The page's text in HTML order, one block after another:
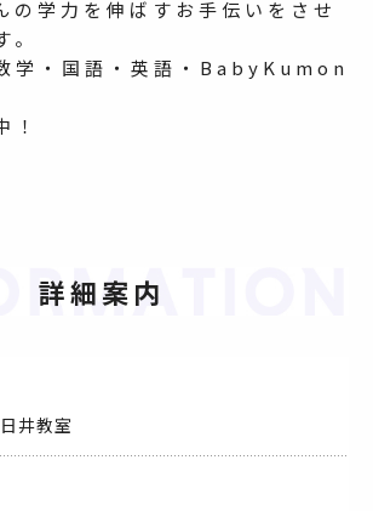
の学力を伸ばすお手伝いをさせ
学・国語・英語・BabyKumon
！
詳細案内
井教室